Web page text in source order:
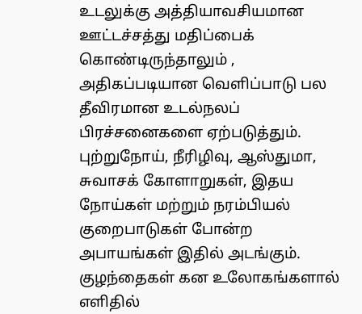
உடலுக்கு அத்தியாவசியமான
ஊட்டச்சத்து மதிப்பைக்
கொண்டிருந்தாலும் ,
அதிகப்படியான வெளிப்பாடு பல
தீவிரமான உடல்நலப்
பிரச்சனைகளை ஏற்படுத்தும்.
புற்றுநோய், நீரிழிவு, ஆஸ்துமா,
சுவாசக் கோளாறுகள், இதய
நோய்கள் மற்றும் நரம்பியல்
குறைபாடுகள் போன்ற
அபாயங்கள் இதில் அடங்கும்.
குழந்தைகள் கன உலோகங்களால்
எளிதில்